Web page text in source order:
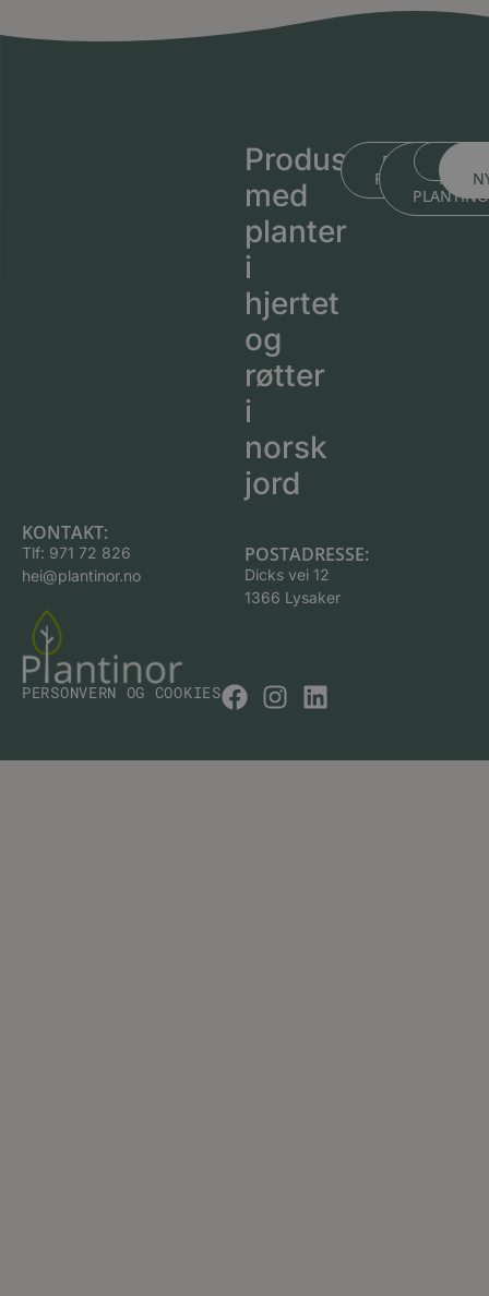
Produsert
med
planter
i
hjertet
og
røtter
i
norsk
jord
BLI KJENT MED
BLI
MED
KONTAKT:
Tlf: 971 72 826
hei@plantinor.no
POSTADRESSE:
Dicks vei 12
1366 Lysaker
PERSONVERN OG COOKIES